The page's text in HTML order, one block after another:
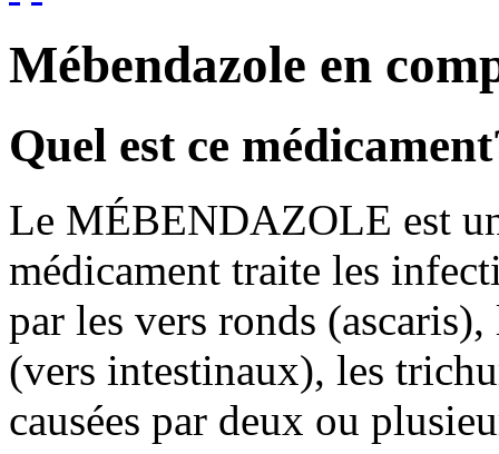
Mébendazole en
Quel est ce
Le MÉBENDAZOLE est
médicament traite les
par les vers ronds
(vers intestinaux), les
causées par deux ou